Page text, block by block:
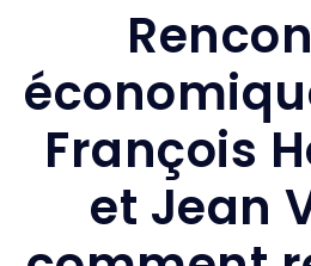
François
et Jean